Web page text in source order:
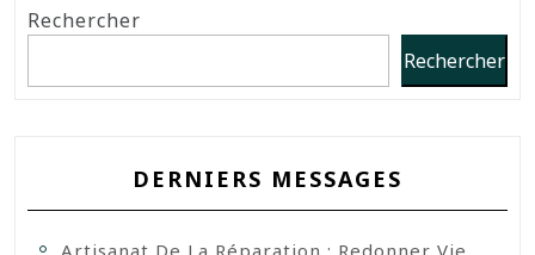
Rechercher
Rechercher
DERNIERS MESSAGES
Artisanat De La Réparation : Redonner Vie